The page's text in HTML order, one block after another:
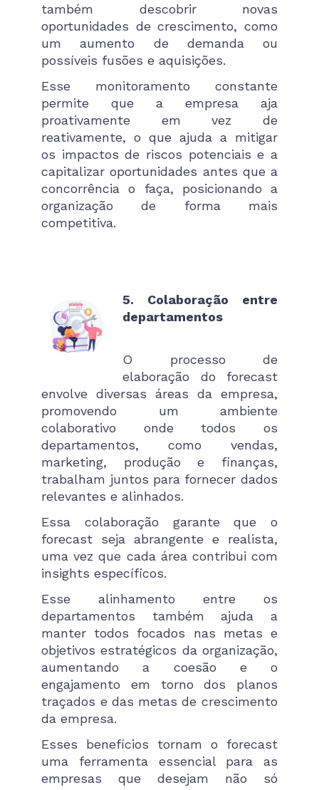
também descobrir novas
oportunidades de crescimento, como
um aumento de demanda ou
possíveis fusões e aquisições.
Esse monitoramento constante
permite que a empresa aja
proativamente em vez de
reativamente, o que ajuda a mitigar
os impactos de riscos potenciais e a
capitalizar oportunidades antes que a
concorrência o faça, posicionando a
organização de forma mais
competitiva.
5. Colaboração entre
departamentos
O processo de
elaboração do forecast
envolve diversas áreas da empresa,
promovendo um ambiente
colaborativo onde todos os
departamentos, como vendas,
marketing, produção e finanças,
trabalham juntos para fornecer dados
relevantes e alinhados.
Essa colaboração garante que o
forecast seja abrangente e realista,
uma vez que cada área contribui com
insights específicos.
Esse alinhamento entre os
departamentos também ajuda a
manter todos focados nas metas e
objetivos estratégicos da organização,
aumentando a coesão e o
engajamento em torno dos planos
traçados e das metas de crescimento
da empresa.
Esses benefícios tornam o forecast
uma ferramenta essencial para as
empresas que desejam não só